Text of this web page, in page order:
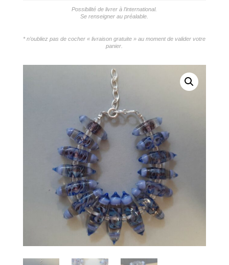
Possibilité de livrer à l’international.
Se renseigner au préalable.
* n’oubliez pas de cocher « livraison gratuite » au moment de valider votre
panier.